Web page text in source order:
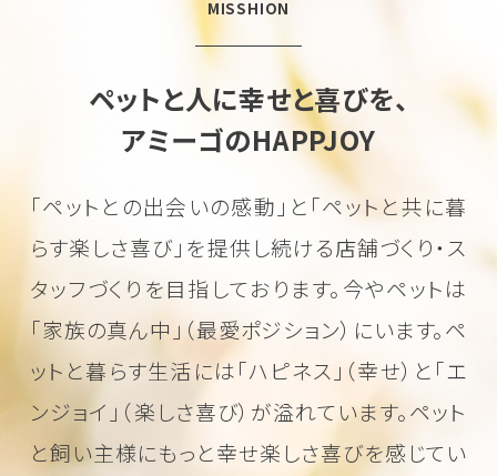
MISSHION
ペットと人に幸せと喜びを、
アミーゴのHAPPJOY
「ペットとの出会いの感動」と「ペットと共に暮
らす楽しさ喜び」を提供し続ける店舗づくり・ス
タッフづくりを目指しております。 今やペットは
「家族の真ん中」（最愛ポジション）にいます。ペ
ットと暮らす生活には「ハピネス」（幸せ）と「エ
ンジョイ」（楽しさ喜び）が溢れています。ペット
と飼い主様にもっと幸せ楽しさ喜びを感じてい